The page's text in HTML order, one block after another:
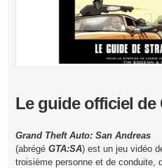
Le guide officiel de
Grand Theft Auto: San Andreas
(abrégé GTA:SA) est un jeu vidéo
troisième personne et de conduite,